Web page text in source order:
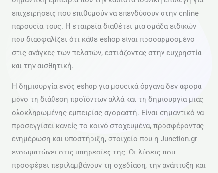
επιχειρήσεις που επιθυμούν να επενδύσουν στην online
παρουσία τους. Η εταιρεία διαθέτει μια ομάδα ειδικών
που διασφαλίζει ότι κάθε eshop είναι προσαρμοσμένο
στις ανάγκες των πελατών, εστιάζοντας στην ευχρηστία
και την αισθητική.
Η δημιουργία ενός eshop για μουσικά όργανα δεν αφορά
μόνο τη διάθεση προϊόντων αλλά και τη δημιουργία μιας
ολοκληρωμένης εμπειρίας αγοραστή. Είναι σημαντικό να
προσεγγίσει κανείς το κοινό στοχευμένα, προσφέροντας
ενημέρωση και υποστήριξη, στοιχείο που η Junction.gr
ενσωματώνει στις υπηρεσίες της. Οι λύσεις που
προσφέρει περιλαμβάνουν τη σχεδίαση, την ανάπτυξη και